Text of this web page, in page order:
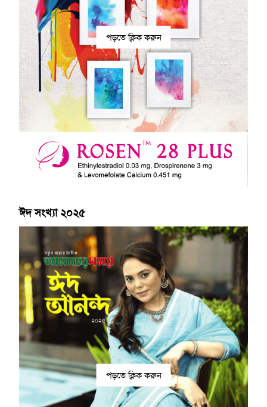
পড়তে ক্লিক করুন
ঈদ সংখ্যা ২০২৫
পড়তে ক্লিক করুন